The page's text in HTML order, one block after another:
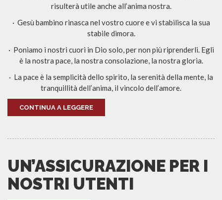
risulterà utile anche all’anima nostra.
· Gesù bambino rinasca nel vostro cuore e vi stabilisca la sua
stabile dimora.
· Poniamo i nostri cuori in Dio solo, per non più riprenderli. Egli
è la nostra pace, la nostra consolazione, la nostra gloria.
· La pace è la semplicità dello spirito, la serenità della mente, la
tranquillità dell’anima, il vincolo dell’amore.
CONTINUA A LEGGERE
UN’ASSICURAZIONE PER I
NOSTRI UTENTI